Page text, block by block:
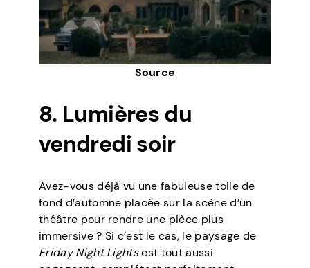
Source
8. Lumières du
vendredi soir
Avez-vous déjà vu une fabuleuse toile de
fond d’automne placée sur la scène d’un
théâtre pour rendre une pièce plus
immersive ? Si c’est le cas, le paysage de
Friday Night Lightsest tout aussi